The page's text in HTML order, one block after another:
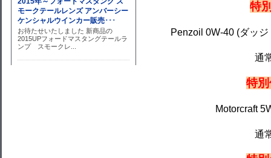
特
Penzoil 0W-40 (ダッ
通
特
Motorcraft
通